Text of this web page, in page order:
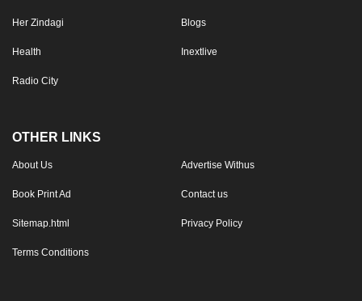
Her Zindagi Blogs
Health Inextlive
Radio City
OTHER LINKS
About Us Advertise Withus
Book Print Ad Contact us
Sitemap.html Privacy Policy
Terms Conditions